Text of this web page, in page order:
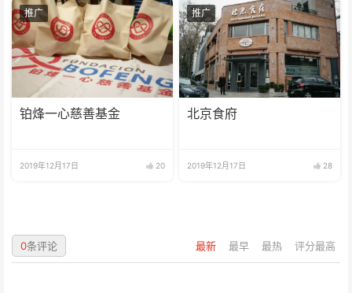
推广
铂烽一心慈善基金
2019年12月17日 20
推广
北京食府
2019年12月17日 28
最新 最早 最热 评分最高
0条评论